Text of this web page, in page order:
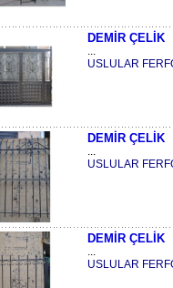
DEMİR ÇELİK
...
USLULAR
DEMİR ÇELİK
...
USLULAR
DEMİR ÇELİK
...
USLULAR